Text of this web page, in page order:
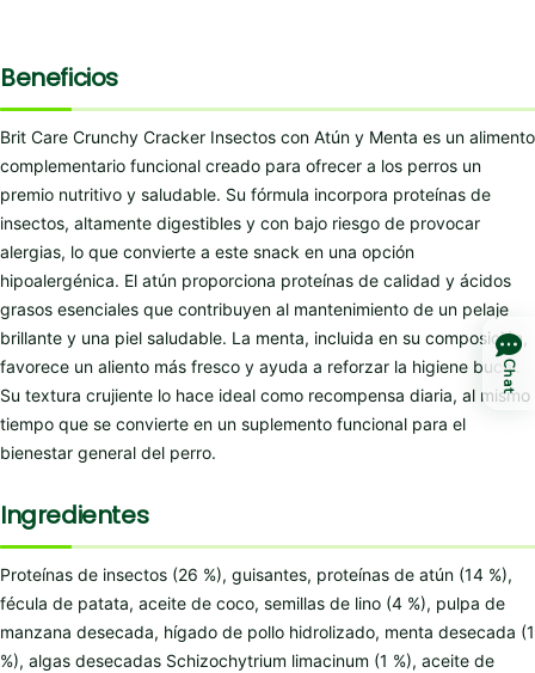
Beneficios
Brit Care Crunchy Cracker Insectos con Atún y Menta es un alimento
complementario funcional creado para ofrecer a los perros un
premio nutritivo y saludable. Su fórmula incorpora proteínas de
insectos, altamente digestibles y con bajo riesgo de provocar
alergias, lo que convierte a este snack en una opción
hipoalergénica. El atún proporciona proteínas de calidad y ácidos
grasos esenciales que contribuyen al mantenimiento de un pelaje
brillante y una piel saludable. La menta, incluida en su composición,
favorece un aliento más fresco y ayuda a reforzar la higiene bucal.
Su textura crujiente lo hace ideal como recompensa diaria, al mismo
tiempo que se convierte en un suplemento funcional para el
bienestar general del perro.
Ingredientes
Proteínas de insectos (26 %), guisantes, proteínas de atún (14 %),
fécula de patata, aceite de coco, semillas de lino (4 %), pulpa de
manzana desecada, hígado de pollo hidrolizado, menta desecada (1
%), algas desecadas Schizochytrium limacinum (1 %), aceite de
Chat